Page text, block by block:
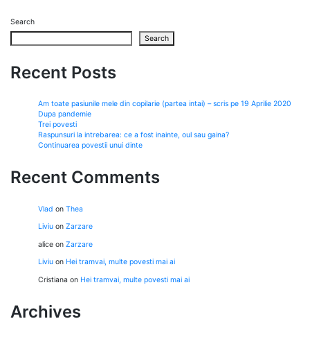
Search
Search
Recent Posts
Am toate pasiunile mele din copilarie (partea intai) – scris pe 19 Aprilie 2020
Dupa pandemie
Trei povesti
Raspunsuri la intrebarea: ce a fost inainte, oul sau gaina?
Continuarea povestii unui dinte
Recent Comments
Vlad on Thea
Liviu on Zarzare
alice on Zarzare
Liviu on Hei tramvai, multe povesti mai ai
Cristiana on Hei tramvai, multe povesti mai ai
Archives